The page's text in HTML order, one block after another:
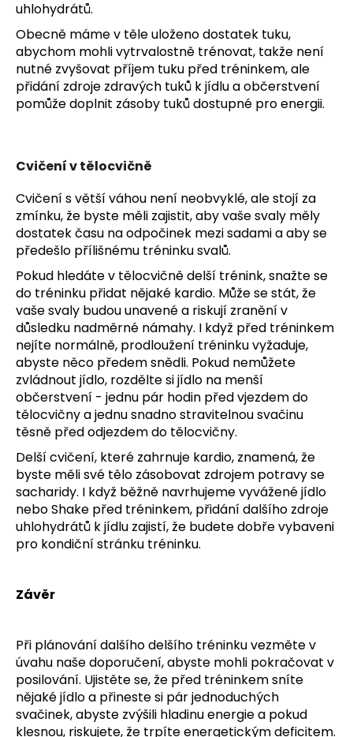
uhlohydrátů.
Obecně máme v těle uloženo dostatek tuku,
abychom mohli vytrvalostně trénovat, takže není
nutné zvyšovat příjem tuku před tréninkem, ale
přidání zdroje zdravých tuků k jídlu a občerstvení
pomůže doplnit zásoby tuků dostupné pro energii.
Cvičení v tělocvičně
Cvičení s větší váhou není neobvyklé, ale stojí za
zmínku, že byste měli zajistit, aby vaše svaly měly
dostatek času na odpočinek mezi sadami a aby se
předešlo přílišnému tréninku svalů.
Pokud hledáte v tělocvičně delší trénink, snažte se
do tréninku přidat nějaké kardio. Může se stát, že
vaše svaly budou unavené a riskují zranění v
důsledku nadměrné námahy. I když před tréninkem
nejíte normálně, prodloužení tréninku vyžaduje,
abyste něco předem snědli. Pokud nemůžete
zvládnout jídlo, rozdělte si jídlo na menší
občerstvení - jednu pár hodin před vjezdem do
tělocvičny a jednu snadno stravitelnou svačinu
těsně před odjezdem do tělocvičny.
Delší cvičení, které zahrnuje kardio, znamená, že
byste měli své tělo zásobovat zdrojem potravy se
sacharidy. I když běžně navrhujeme vyvážené jídlo
nebo Shake před tréninkem, přidání dalšího zdroje
uhlohydrátů k jídlu zajistí, že budete dobře vybaveni
pro kondiční stránku tréninku.
Závěr
Při plánování dalšího delšího tréninku vezměte v
úvahu naše doporučení, abyste mohli pokračovat v
posilování. Ujistěte se, že před tréninkem sníte
nějaké jídlo a přineste si pár jednoduchých
svačinek, abyste zvýšili hladinu energie a pokud
klesnou, riskujete, že trpíte energetickým deficitem.